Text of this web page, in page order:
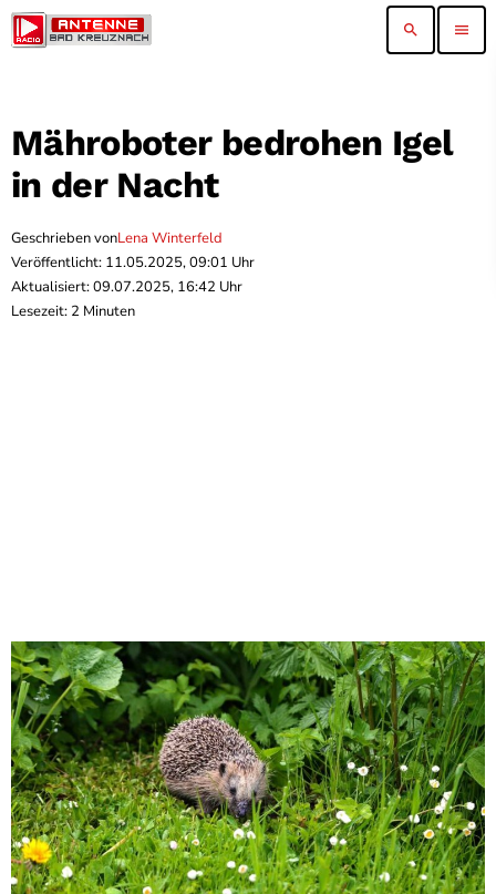
search menu
Mähroboter bedrohen Igel
in der Nacht
Geschrieben vonLena Winterfeld
Veröffentlicht: 11.05.2025, 09:01 Uhr
Aktualisiert: 09.07.2025, 16:42 Uhr
Lesezeit: 2 Minuten